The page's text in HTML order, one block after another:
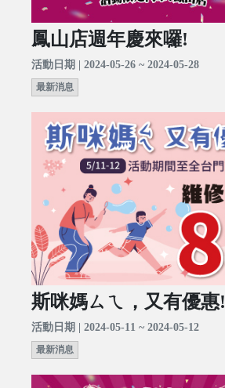
鳳山店週年慶來囉!
活動日期 | 2024-05-26 ~ 2024-05-28
最新消息
斯咪媽ㄙㄟ，又有優惠!
活動日期 | 2024-05-11 ~ 2024-05-12
最新消息